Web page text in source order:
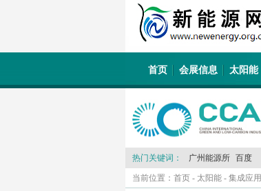
首页 会展信息 太阳能
热门关键词： 广州能源所 百度
当前位置： 首页 - 太阳能 - 集成应用